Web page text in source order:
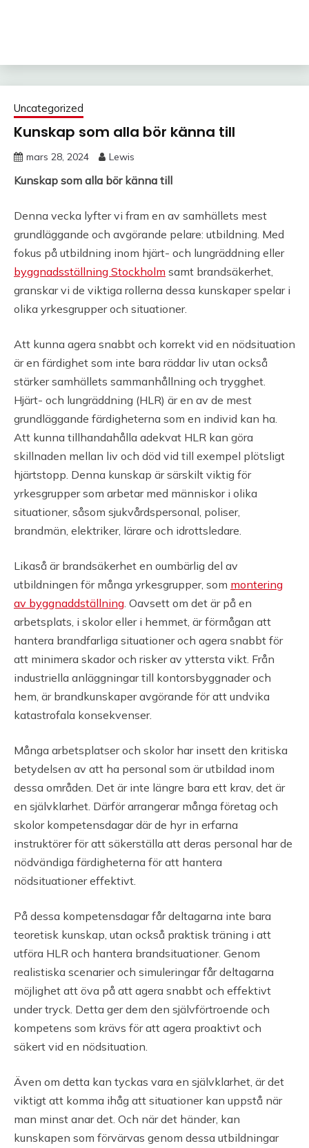
Uncategorized
Kunskap som alla bör känna till
mars 28, 2024 Lewis
Kunskap som alla bör känna till
Denna vecka lyfter vi fram en av samhällets mest
grundläggande och avgörande pelare: utbildning. Med
fokus på utbildning inom hjärt- och lungräddning eller
byggnadsställning Stockholm samt brandsäkerhet,
granskar vi de viktiga rollerna dessa kunskaper spelar i
olika yrkesgrupper och situationer.
Att kunna agera snabbt och korrekt vid en nödsituation
är en färdighet som inte bara räddar liv utan också
stärker samhällets sammanhållning och trygghet.
Hjärt- och lungräddning (HLR) är en av de mest
grundläggande färdigheterna som en individ kan ha.
Att kunna tillhandahålla adekvat HLR kan göra
skillnaden mellan liv och död vid till exempel plötsligt
hjärtstopp. Denna kunskap är särskilt viktig för
yrkesgrupper som arbetar med människor i olika
situationer, såsom sjukvårdspersonal, poliser,
brandmän, elektriker, lärare och idrottsledare.
Likaså är brandsäkerhet en oumbärlig del av
utbildningen för många yrkesgrupper, som montering
av byggnaddställning. Oavsett om det är på en
arbetsplats, i skolor eller i hemmet, är förmågan att
hantera brandfarliga situationer och agera snabbt för
att minimera skador och risker av yttersta vikt. Från
industriella anläggningar till kontorsbyggnader och
hem, är brandkunskaper avgörande för att undvika
katastrofala konsekvenser.
Många arbetsplatser och skolor har insett den kritiska
betydelsen av att ha personal som är utbildad inom
dessa områden. Det är inte längre bara ett krav, det är
en självklarhet. Därför arrangerar många företag och
skolor kompetensdagar där de hyr in erfarna
instruktörer för att säkerställa att deras personal har de
nödvändiga färdigheterna för att hantera
nödsituationer effektivt.
På dessa kompetensdagar får deltagarna inte bara
teoretisk kunskap, utan också praktisk träning i att
utföra HLR och hantera brandsituationer. Genom
realistiska scenarier och simuleringar får deltagarna
möjlighet att öva på att agera snabbt och effektivt
under tryck. Detta ger dem den självförtroende och
kompetens som krävs för att agera proaktivt och
säkert vid en nödsituation.
Även om detta kan tyckas vara en självklarhet, är det
viktigt att komma ihåg att situationer kan uppstå när
man minst anar det. Och när det händer, kan
kunskapen som förvärvas genom dessa utbildningar